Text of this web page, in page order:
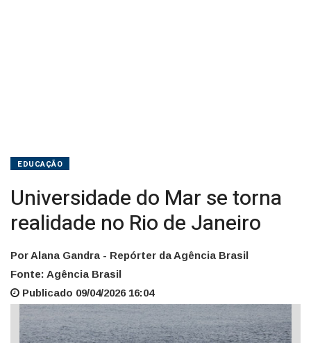
EDUCAÇÃO
Universidade do Mar se torna
realidade no Rio de Janeiro
Por Alana Gandra - Repórter da Agência Brasil
Fonte: Agência Brasil
Publicado 09/04/2026 16:04